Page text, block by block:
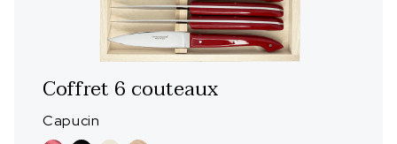
Coffret 6 couteaux
Capucin